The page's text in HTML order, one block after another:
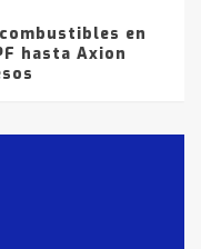
en
hasta Axion